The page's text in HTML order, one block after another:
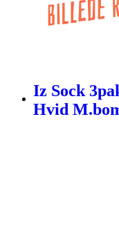
Iz Sock
Hvid